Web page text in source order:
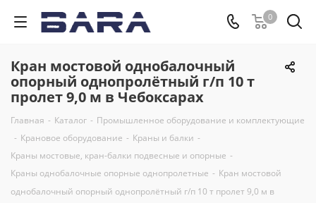
0
Кран мостовой однобалочный
опорный однопролётный г/п 10 т
пролет 9,0 м в Чебоксарах
Главная - Каталог - Промышленное оборудование и комплектующие
- Крановое оборудование - Краны и балки -
Краны мостовые, кран-балки подвесные и опорные -
Краны однобалочные опорные однопролетные - Кран мостовой
однобалочный опорный однопролётный г/п 10 т пролет 9,0 м в